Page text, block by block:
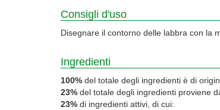
Consigli d'uso
Disegnare il contorno delle labbra con la
Ingredienti
100% del totale degli ingredienti è di
23% del totale degli ingredienti proviene
23% di ingredienti attivi, di cui: